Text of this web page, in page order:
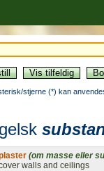
stjerne (*) kan
(om masse eller
walls and ceilings